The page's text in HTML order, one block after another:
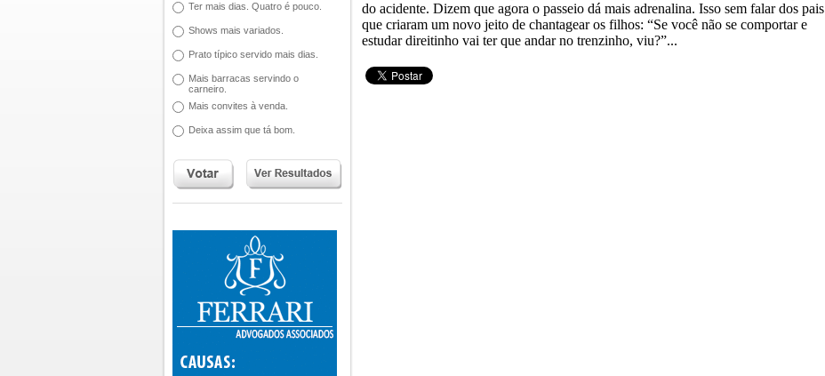
Ter mais dias. Quatro é pouco.
Shows mais variados.
Prato típico servido mais dias.
Mais barracas servindo o
carneiro.
Mais convites à venda.
Deixa assim que tá bom.
do acidente. Dizem que agora o passeio dá mais adrenalina. Isso sem falar dos pais
que criaram um novo jeito de chantagear os filhos: “Se você não se comportar e
estudar direitinho vai ter que andar no trenzinho, viu?”...